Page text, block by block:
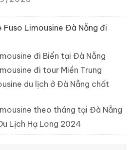
Fuso Limousine Đà Nẵng đi
đi Biển tại Đà Nẵng
đi tour Miền Trung
du lịch ở Đà Nẵng chất
theo tháng tại Đà Nẵng
Lịch Hạ Long 2024